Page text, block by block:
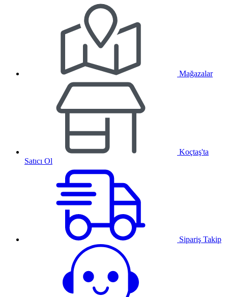
Mağazalar
Koçtaş'ta
Satıcı Ol
Sipariş Takip